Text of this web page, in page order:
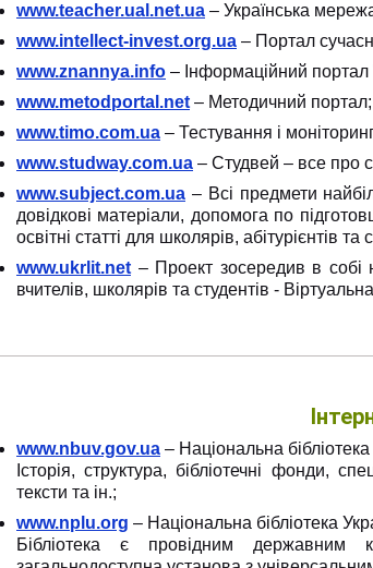
www.teacher.ual.net.ua – Українська
www.intellect-invest.org.ua – Портал
www.znannya.info – Інформаційний
www.metodportal.net – Методичний портал;
www.timo.com.ua – Тестування і
www.studway.com.ua – Студвей – все про
www.subject.com.ua – Всі предмети
довідкові матеріали, допомога по
освітні статті для школярів, абітурієнтів та
www.ukrlit.net – Проект зосередив в собі
вчителів, школярів та студентів -
www.nbuv.gov.ua – Національна
Історія, структура, бібліотечні фонди,
тексти та ін.;
www.nplu.org – Національна бібліотека
Бібліотека є провідним державним